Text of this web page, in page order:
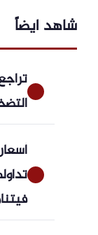
شاهد ايضاً